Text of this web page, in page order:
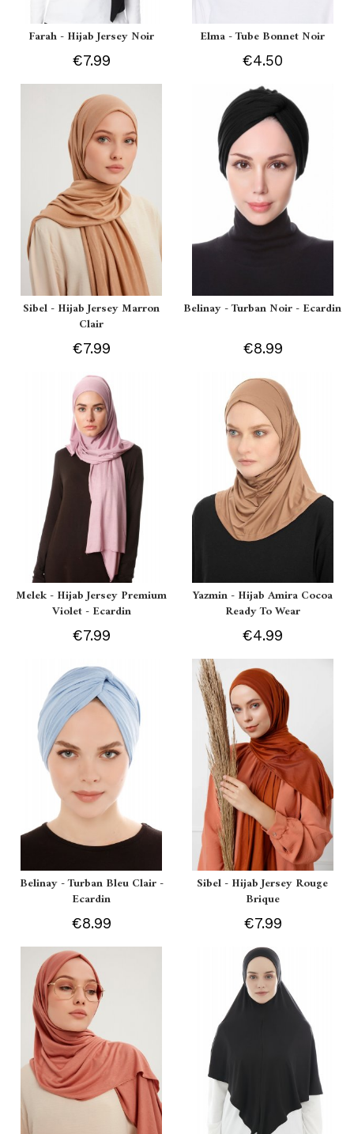
Farah - Hijab Jersey Noir
€7.99
Elma - Tube Bonnet Noir
€4.50
Sibel - Hijab Jersey Marron
Clair
€7.99
Belinay - Turban Noir - Ecardin
€8.99
Melek - Hijab Jersey Premium
Violet - Ecardin
€7.99
Yazmin - Hijab Amira Cocoa
Ready To Wear
€4.99
Belinay - Turban Bleu Clair -
Ecardin
€8.99
Sibel - Hijab Jersey Rouge
Brique
€7.99